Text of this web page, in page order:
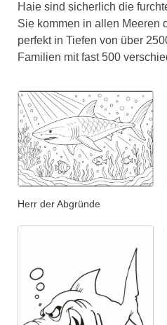
Haie sind sicherlich die
Sie kommen in allen Meeren
perfekt in Tiefen von über
Familien mit fast 500
Herr der Abgründe